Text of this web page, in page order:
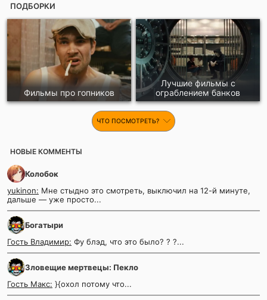
ПОДБОРКИ
Фильмы про гопников
Лучшие фильмы с
ограблением банков
ЧТО ПОСМОТРЕТЬ?
НОВЫЕ КОММЕНТЫ
Колобок
yukinon: Мне стыдно это смотреть, выключил на 12-й минуте,
дальше — уже просто...
Богатыри
Гость Владимир: Фу блэд, что это было? ? ?...
Зловещие мертвецы: Пекло
Гость Макс: }{охол потому что...